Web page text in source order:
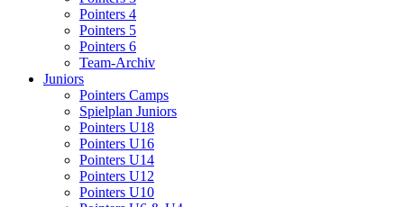
Pointers 4
Pointers 5
Pointers 6
Team-Archiv
Juniors
Pointers Camps
Spielplan Juniors
Pointers U18
Pointers U16
Pointers U14
Pointers U12
Pointers U10